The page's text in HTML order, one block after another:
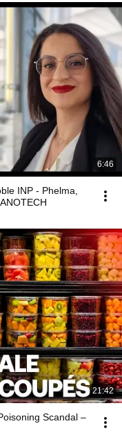
6:46
INP - Phelma,
21:42
Scandal –